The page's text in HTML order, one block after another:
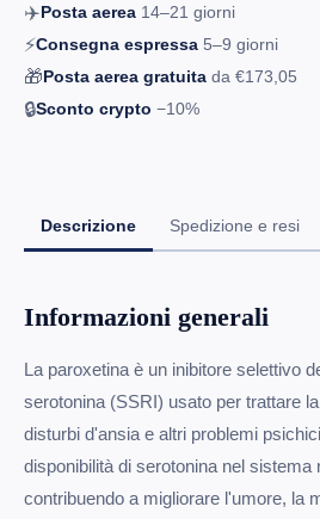
✈️Posta aerea 14–21 giorni
⚡Consegna espressa 5–9 giorni
🎁Posta aerea gratuita da €173,05
🔒Sconto crypto −10%
Descrizione Spedizione e resi
Informazioni generali
La paroxetina è un inibitore selettivo
serotonina (SSRI) usato per trattare
disturbi d'ansia e altri problemi
disponibilità di serotonina nel sistema
contribuendo a migliorare l'umore, la